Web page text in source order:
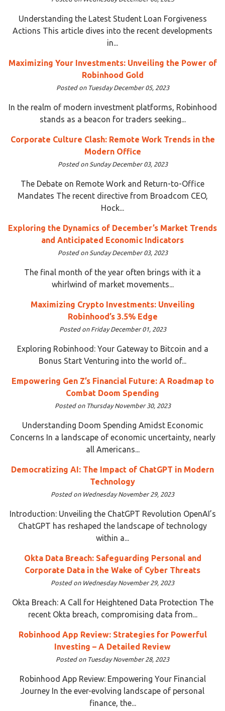
Understanding the Latest Student Loan Forgiveness
Actions This article dives into the recent developments
in...
Maximizing Your Investments: Unveiling the Power of
Robinhood Gold
Posted on Tuesday December 05, 2023
In the realm of modern investment platforms, Robinhood
stands as a beacon for traders seeking...
Corporate Culture Clash: Remote Work Trends in the
Modern Office
Posted on Sunday December 03, 2023
The Debate on Remote Work and Return-to-Office
Mandates The recent directive from Broadcom CEO,
Hock...
Exploring the Dynamics of December’s Market Trends
and Anticipated Economic Indicators
Posted on Sunday December 03, 2023
The final month of the year often brings with it a
whirlwind of market movements...
Maximizing Crypto Investments: Unveiling
Robinhood’s 3.5% Edge
Posted on Friday December 01, 2023
Exploring Robinhood: Your Gateway to Bitcoin and a
Bonus Start Venturing into the world of...
Empowering Gen Z’s Financial Future: A Roadmap to
Combat Doom Spending
Posted on Thursday November 30, 2023
Understanding Doom Spending Amidst Economic
Concerns In a landscape of economic uncertainty, nearly
all Americans...
Democratizing AI: The Impact of ChatGPT in Modern
Technology
Posted on Wednesday November 29, 2023
Introduction: Unveiling the ChatGPT Revolution OpenAI’s
ChatGPT has reshaped the landscape of technology
within a...
Okta Data Breach: Safeguarding Personal and
Corporate Data in the Wake of Cyber Threats
Posted on Wednesday November 29, 2023
Okta Breach: A Call for Heightened Data Protection The
recent Okta breach, compromising data from...
Robinhood App Review: Strategies for Powerful
Investing – A Detailed Review
Posted on Tuesday November 28, 2023
Robinhood App Review: Empowering Your Financial
Journey In the ever-evolving landscape of personal
finance, the...